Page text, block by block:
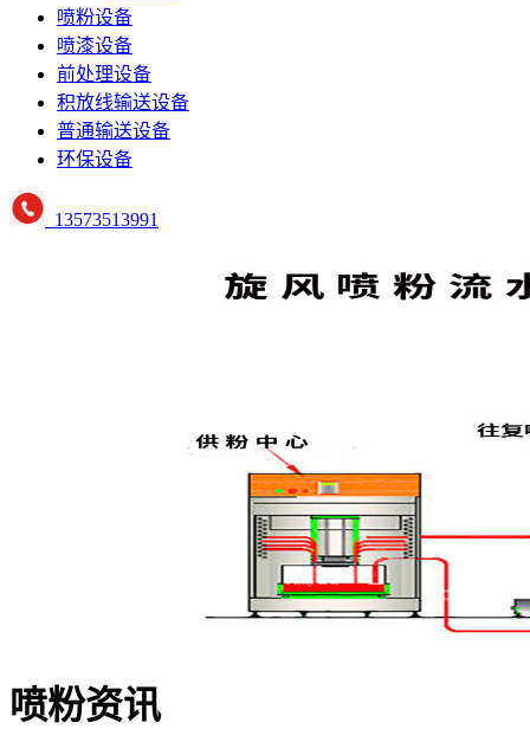
喷粉设备
喷漆设备
前处理设备
积放线输送设备
普通输送设备
环保设备
13573513991
喷粉资讯